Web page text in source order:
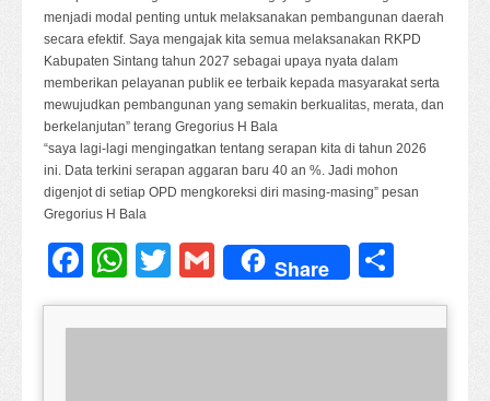
menjadi modal penting untuk melaksanakan pembangunan daerah
secara efektif. Saya mengajak kita semua melaksanakan RKPD
Kabupaten Sintang tahun 2027 sebagai upaya nyata dalam
memberikan pelayanan publik ee terbaik kepada masyarakat serta
mewujudkan pembangunan yang semakin berkualitas, merata, dan
berkelanjutan” terang Gregorius H Bala
“saya lagi-lagi mengingatkan tentang serapan kita di tahun 2026
ini. Data terkini serapan aggaran baru 40 an %. Jadi mohon
digenjot di setiap OPD mengkoreksi diri masing-masing” pesan
Gregorius H Bala
Facebook
WhatsApp
TwitterGmail
Share